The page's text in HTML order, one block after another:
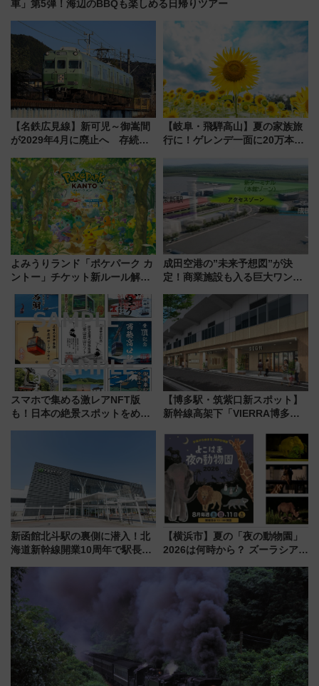
車」第5弾！海辺のBBQも楽しめる日帰りツアー
【名鉄広見線】新可児～御嵩間
が2029年4月に廃止へ 存続協
【岐阜・飛騨高山】夏の家族旅
行に！ゲレンデ一面に20万本の
アひまわり園」開園
よみうりランド「ポケパーク カ
ントー」チケット新ルール解
本人確認が11月スタート
成田空港の”未来予想図”が決
定！商業施設も入る巨大ワンタ
で新型特急が品川･羽田とを結
ぶ！ JR空港駅は2面3線化！
スマホで集める激レアNFT版
も！日本の絶景スポットをめぐ
【博多駅・筑紫口新スポット】
新幹線高架下「VIERRA博多テ
など注目の全6店舗 「博多活憩
通り」も一新
新函館北斗駅の裏側に潜入！北
海道新幹線開業10周年で駅長
ト 参加方法や体験内容を紹介
【横浜市】夏の「夜の動物園」
2026は何時から？ ズーラシア・
見どころ、限定イベントを徹底
解説！